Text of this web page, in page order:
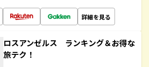
詳細を見る
ロスアンゼルス ランキング＆お得な
旅テク！